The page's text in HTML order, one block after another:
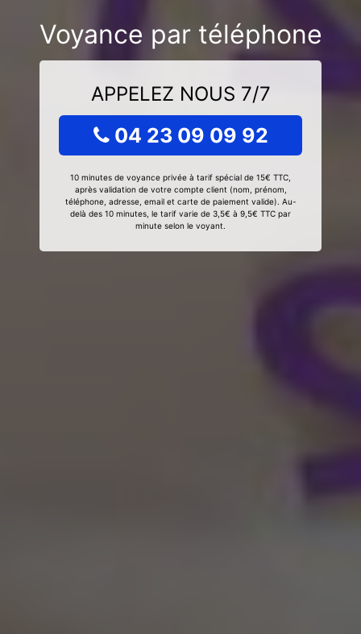
Voyance par téléphone
APPELEZ NOUS 7/7
04 23 09 09 92
10 minutes de voyance privée à tarif spécial de 15€ TTC,
après validation de votre compte client (nom, prénom,
téléphone, adresse, email et carte de paiement valide). Au-
delà des 10 minutes, le tarif varie de 3,5€ à 9,5€ TTC par
minute selon le voyant.